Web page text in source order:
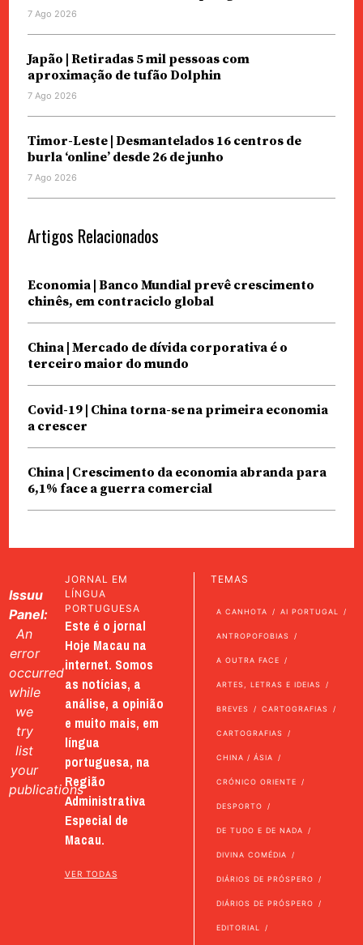
7 Ago 2026
Japão | Retiradas 5 mil pessoas com
aproximação de tufão Dolphin
7 Ago 2026
Timor-Leste | Desmantelados 16 centros de
burla ‘online’ desde 26 de junho
7 Ago 2026
Artigos Relacionados
Economia | Banco Mundial prevê crescimento
chinês, em contraciclo global
China | Mercado de dívida corporativa é o
terceiro maior do mundo
Covid-19 | China torna-se na primeira economia
a crescer
China | Crescimento da economia abranda para
6,1% face a guerra comercial
Issuu
Panel:
An
error
occurred
while
we
try
list
your
publications
JORNAL EM
LÍNGUA
PORTUGUESA
Este é o jornal
Hoje Macau na
internet. Somos
as notícias, a
análise, a opinião
e muito mais, em
língua
portuguesa, na
Região
Administrativa
Especial de
Macau.
VER TODAS
TEMAS
A CANHOTA AI PORTUGAL
ANTROPOFOBIAS
A OUTRA FACE
ARTES, LETRAS E IDEIAS
BREVES CARTOGRAFIAS
CARTOGRAFIAS
CHINA / ÁSIA
CRÓNICO ORIENTE
DESPORTO
DE TUDO E DE NADA
DIVINA COMÉDIA
DIÁRIOS DE PRÓSPERO
DIÁRIOS DE PRÓSPERO
EDITORIAL